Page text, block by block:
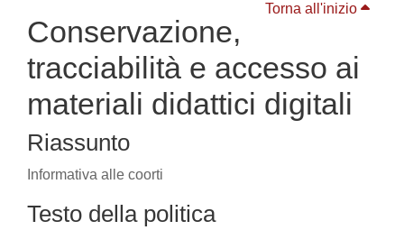
Torna all'inizio
Conservazione,
tracciabilità e accesso ai
materiali didattici digitali
Riassunto
Informativa alle coorti
Testo della politica